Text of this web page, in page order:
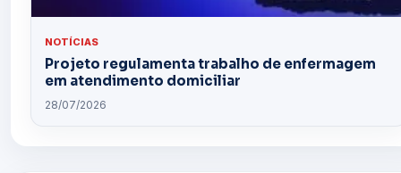
NOTÍCIAS
Projeto regulamenta trabalho de enfermagem
em atendimento domiciliar
28/07/2026